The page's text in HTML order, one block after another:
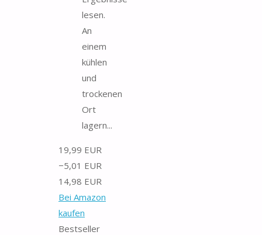
lesen.
An
einem
kühlen
und
trockenen
Ort
lagern...
19,99 EUR
−5,01 EUR
14,98 EUR
Bei Amazon
kaufen
Bestseller